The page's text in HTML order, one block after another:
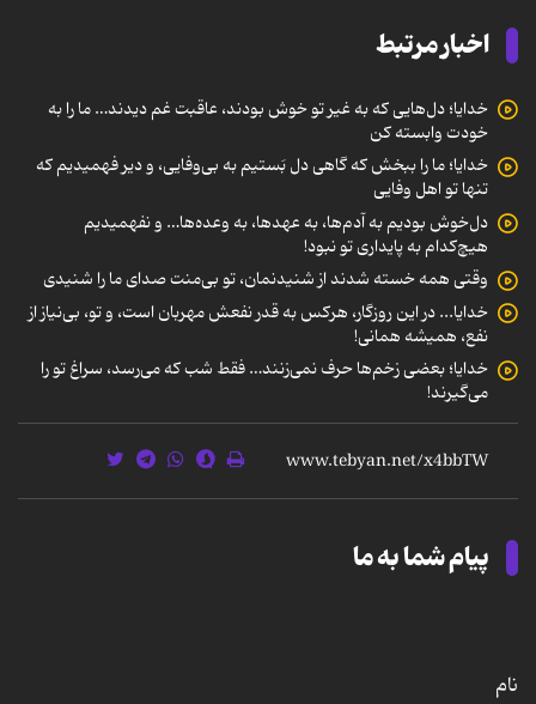
اخبار مرتبط
خدایا؛ دل‌هایی که به غیر تو خوش بودند، عاقبت غم دیدند… ما را به
خودت وابسته کن
خدایا؛ ما را ببخش که گاهی دل بَستیم به بی‌وفایی، و دیر فهمیدیم که
تنها تو اهل وفایی
دل‌خوش بودیم به آدم‌ها، به عهدها، به وعده‌ها… و نفهمیدیم
هیچ‌کدام به پایداری تو نبود!
وقتی همه خسته شدند از شنیدنمان، تو بی‌منت صدای ما را شنیدی
خدایا... در این روزگار، هرکس به قدر نفعش مهربان است، و تو، بی‌نیاز از
نفع، همیشه همانی!
خدایا؛ بعضی زخم‌ها حرف نمی‌زنند… فقط شب که می‌رسد، سراغ تو را
می‌گیرند!
پیام شما به ما
نام